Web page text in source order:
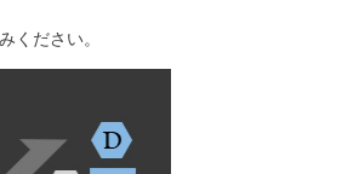
ください。